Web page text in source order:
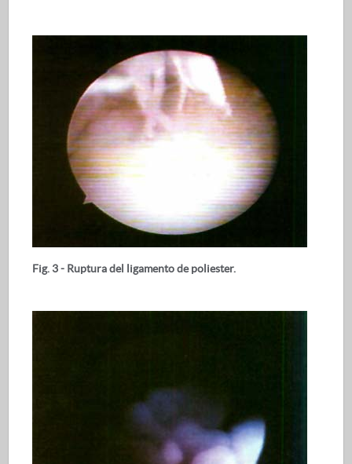
Fig. 3 - Ruptura del ligamento de poliester.